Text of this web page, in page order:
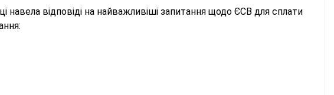
навела відповіді на найважливіші запитання щодо ЄСВ для сплати